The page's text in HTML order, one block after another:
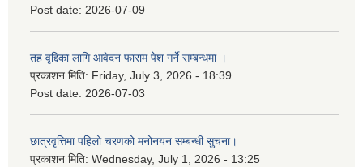
Post date: 2026-07-09
तह वृद्दिका लागि आवेदन फाराम पेश गर्ने सम्बन्धमा ।
प्रकाशन मिति: Friday, July 3, 2026 - 18:39
Post date: 2026-07-03
छात्रवृत्तिमा पहिलो चरणको मनोनयन सम्बन्धी सुचना।
प्रकाशन मिति: Wednesday, July 1, 2026 - 13:25